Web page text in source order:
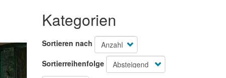
Kategorien
Sortieren nach
Sortierreihenfolge